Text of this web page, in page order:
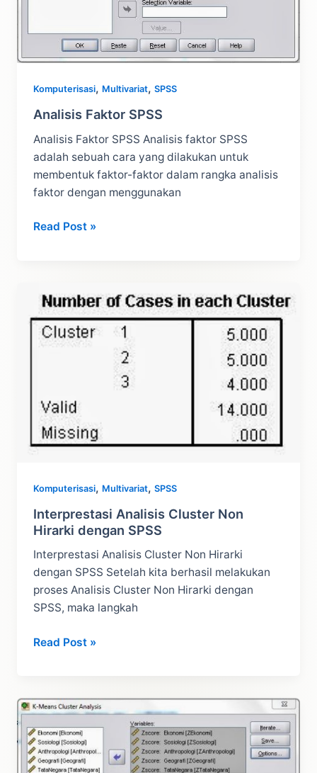
Komputerisasi, Multivariat,SPSS
Analisis Faktor SPSS
Analisis Faktor SPSS Analisis faktor SPSS
adalah sebuah cara yang dilakukan untuk
membentuk faktor-faktor dalam rangka analisis
faktor dengan menggunakan
Analisis
Read Post »
Komputerisasi, Multivariat,SPSS
Interprestasi Analisis Cluster Non
Hirarki dengan SPSS
Interprestasi Analisis Cluster Non Hirarki
dengan SPSS Setelah kita berhasil melakukan
proses Analisis Cluster Non Hirarki dengan
SPSS, maka langkah
Interprestasi
Hirarki
dengan
SPSS
Read Post »